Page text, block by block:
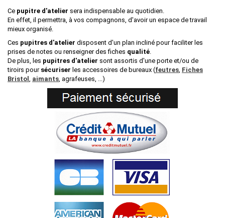
Ce pupitre d'atelier sera indispensable au quotidien.
En effet, il permettra, à vos compagnons, d'avoir un espace de travail
mieux organisé.
Ces pupitres d'atelier disposent d'un plan incliné pour faciliter les
prises de notes ou renseigner des fiches qualité.
De plus, les pupitres d'atelier sont assortis d'une porte et/ou de
tiroirs pour sécuriser les accessoires de bureaux (feutres, Fiches
Bristol , aimants, agrafeuses, ...)